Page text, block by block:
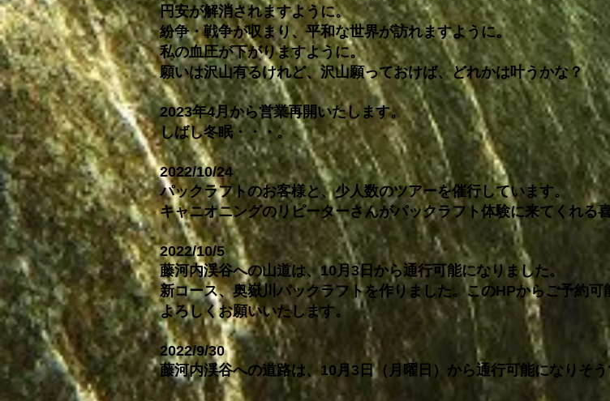
円安が解消されますように。
紛争・戦争が収まり、平和な世界が訪れますように。
私の血圧が下がりますように。
願いは沢山有るけれど、沢山願っておけば、どれかは叶うかな？
2023年4月から営業再開いたします。
しばし冬眠・・・。
2022/10/24
パックラフトのお客様と、少人数のツアーを催行しています。
キャニオニングのリピーターさんがパックラフト体験に来てくれる
2022/10/5
藤河内渓谷への山道は、10月3日から通行可能になりました。
新コース、奥嶽川パックラフトを作りました。このHPからご予約可
よろしくお願いいたします。
2022/9/30
藤河内渓谷への道路は、10月3日（月曜日）から通行可能になりそう